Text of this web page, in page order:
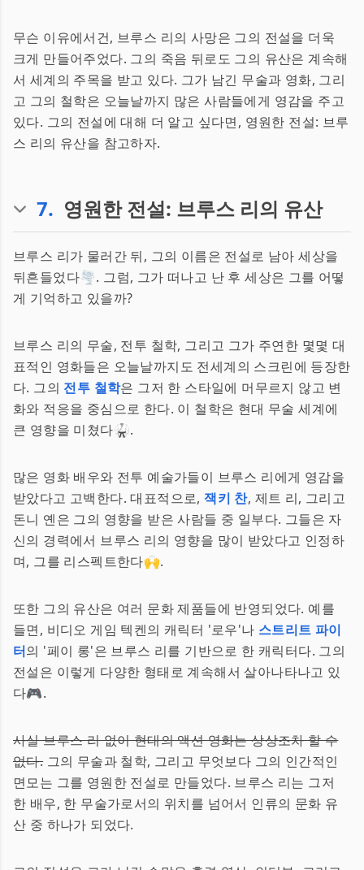
무슨 이유에서건, 브루스 리의 사망은 그의 전설을 더욱
크게 만들어주었다. 그의 죽음 뒤로도 그의 유산은 계속해
서 세계의 주목을 받고 있다. 그가 남긴 무술과 영화, 그리
고 그의 철학은 오늘날까지 많은 사람들에게 영감을 주고
있다. 그의 전설에 대해 더 알고 싶다면, 영원한 전설: 브루
스 리의 유산을 참고하자.
7. 영원한 전설: 브루스 리의 유산
브루스 리가 물러간 뒤, 그의 이름은 전설로 남아 세상을
뒤흔들었다🌪. 그럼, 그가 떠나고 난 후 세상은 그를 어떻
게 기억하고 있을까?
브루스 리의 무술, 전투 철학, 그리고 그가 주연한 몇몇 대
표적인 영화들은 오늘날까지도 전세계의 스크린에 등장한
다. 그의 전투 철학은 그저 한 스타일에 머무르지 않고 변
화와 적응을 중심으로 한다. 이 철학은 현대 무술 세계에
큰 영향을 미쳤다🥋.
많은 영화 배우와 전투 예술가들이 브루스 리에게 영감을
받았다고 고백한다. 대표적으로, 잭키 찬, 제트 리, 그리고
돈니 옌은 그의 영향을 받은 사람들 중 일부다. 그들은 자
신의 경력에서 브루스 리의 영향을 많이 받았다고 인정하
며, 그를 리스펙트한다🙌.
또한 그의 유산은 여러 문화 제품들에 반영되었다. 예를
들면, 비디오 게임 텍켄의 캐릭터 '로우'나 스트리트 파이
터의 '페이 롱'은 브루스 리를 기반으로 한 캐릭터다. 그의
전설은 이렇게 다양한 형태로 계속해서 살아나타나고 있
다🎮.
사실 브루스 리 없이 현대의 액션 영화는 상상조차 할 수
없다.그의 무술과 철학, 그리고 무엇보다 그의 인간적인
면모는 그를 영원한 전설로 만들었다. 브루스 리는 그저
한 배우, 한 무술가로서의 위치를 넘어서 인류의 문화 유
산 중 하나가 되었다.